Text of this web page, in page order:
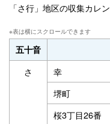
「さ行」地区の収集カレ
五十音
さ
幸
堺町
桜3丁目26番